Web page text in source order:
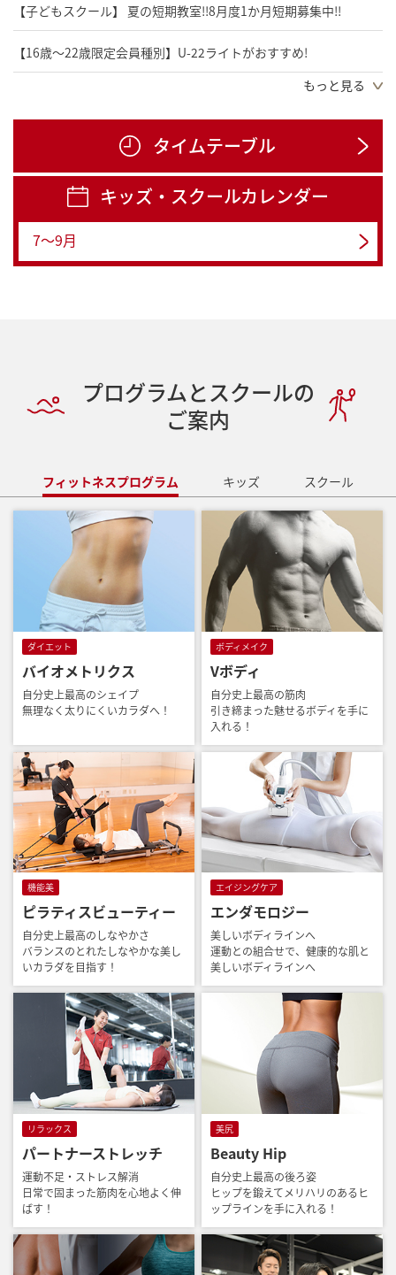
【子どもスクール】 夏の短期教室!!8月度1か月短期募集中!!
【16歳～22歳限定会員種別】U-22ライトがおすすめ!
もっと見る
タイムテーブル
キッズ・スクールカレンダー
7～9月
プログラムとスクールの
ご案内
フィットネスプログラム キッズ スクール
ダイエット
バイオメトリクス
自分史上最高のシェイプ
無理なく太りにくいカラダへ！
ボディメイク
Vボディ
自分史上最高の筋肉
引き締まった魅せるボディを手に
入れる！
機能美
ピラティスビューティー
自分史上最高のしなやかさ
バランスのとれたしなやかな美し
いカラダを目指す！
エイジングケア
エンダモロジー
美しいボディラインへ
運動との組合せで、健康的な肌と
美しいボディラインへ
リラックス
パートナーストレッチ
運動不足・ストレス解消
日常で固まった筋肉を心地よく伸
ばす！
美尻
Beauty Hip
自分史上最高の後ろ姿
ヒップを鍛えてメリハリのあるヒ
ップラインを手に入れる！